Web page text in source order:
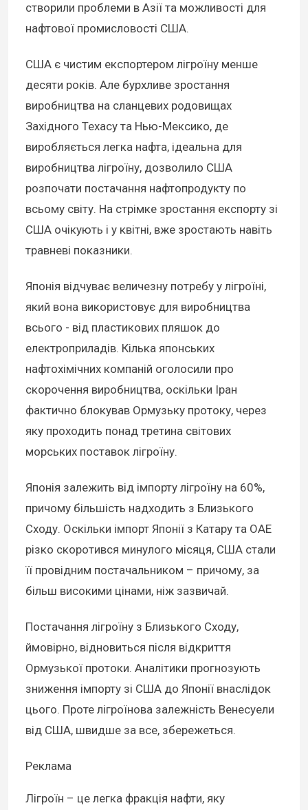
створили проблеми в Азії та можливості для
нафтової промисловості США.
США є чистим експортером лігроїну менше
десяти років. Але бурхливе зростання
виробництва на сланцевих родовищах
Західного Техасу та Нью-Мексико, де
виробляється легка нафта, ідеальна для
виробництва лігроїну, дозволило США
розпочати постачання нафтопродукту по
всьому світу. На стрімке зростання експорту зі
США очікують і у квітні, вже зростають навіть
травневі показники.
Японія відчуває величезну потребу у лігроїні,
який вона використовує для виробництва
всього - від пластикових пляшок до
електроприладів. Кілька японських
нафтохімічних компаній оголосили про
скорочення виробництва, оскільки Іран
фактично блокував Ормузьку протоку, через
яку проходить понад третина світових
морських поставок лігроїну.
Японія залежить від імпорту лігроїну на 60%,
причому більшість надходить з Близького
Сходу. Оскільки імпорт Японії з Катару та ОАЕ
різко скоротився минулого місяця, США стали
її провідним постачальником – причому, за
більш високими цінами, ніж зазвичай.
Постачання лігроїну з Близького Сходу,
ймовірно, відновиться після відкриття
Ормузької протоки. Аналітики прогнозують
зниження імпорту зі США до Японії внаслідок
цього. Проте лігроїнова залежність Венесуели
від США, швидше за все, збережеться.
Реклама
Лігроїн – це легка фракція нафти, яку